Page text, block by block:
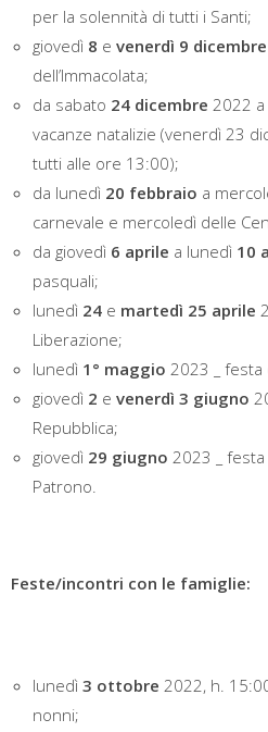
per la solennità di tutti i Santi;
giovedì 8 e venerdì 9 dicembre
dell’Immacolata;
da sabato 24 dicembre 2022
vacanze natalizie (venerdì 23
tutti alle ore 13:00);
da lunedì 20 febbraio a
carnevale e mercoledì delle
da giovedì 6 aprile a lunedì 10
pasquali;
lunedì 24 e martedì 25 aprile
Liberazione;
lunedì 1° maggio 2023 _ festa
giovedì 2 e venerdì 3 giugno
Repubblica;
giovedì 29 giugno 2023 _
Patrono.
Feste/incontri con le famiglie:
lunedì 3 ottobre 2022, h.
nonni;